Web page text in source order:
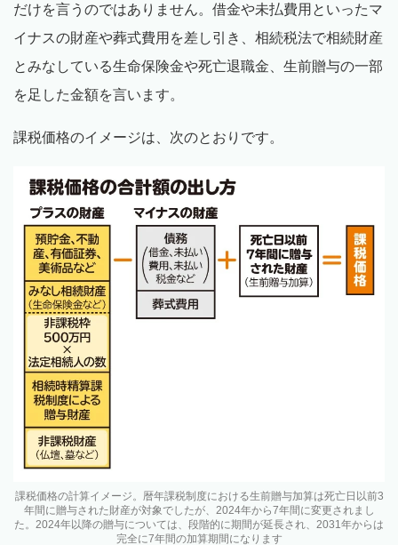
だけを言うのではありません。借金や未払費用といったマ
イナスの財産や葬式費用を差し引き、相続税法で相続財産
とみなしている生命保険金や死亡退職金、生前贈与の一部
を足した金額を言います。
課税価格のイメージは、次のとおりです。
課税価格の計算イメージ。暦年課税制度における生前贈与加算は死亡日以前3
年間に贈与された財産が対象でしたが、2024年から7年間に変更されまし
た。2024年以降の贈与については、段階的に期間が延長され、2031年からは
完全に7年間の加算期間になります